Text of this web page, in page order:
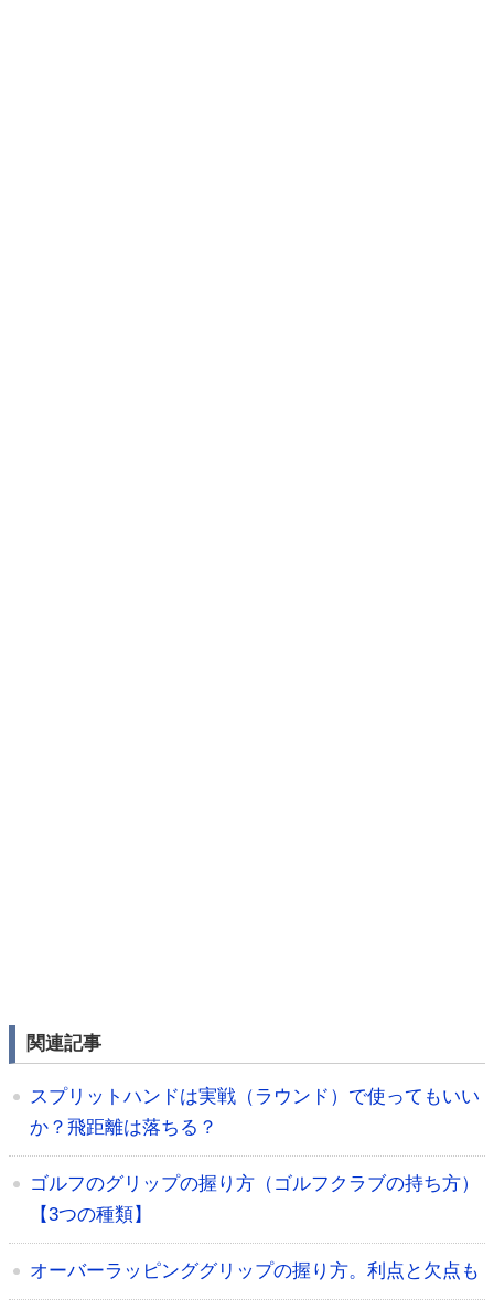
関連記事
スプリットハンドは実戦（ラウンド）で使ってもいい
か？飛距離は落ちる？
ゴルフのグリップの握り方（ゴルフクラブの持ち方）
【3つの種類】
オーバーラッピンググリップの握り方。利点と欠点も